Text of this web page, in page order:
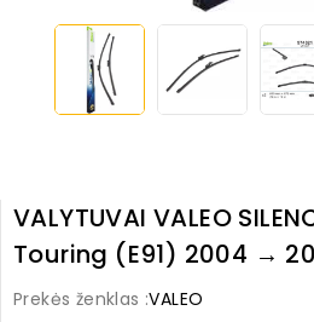
VALYTUVAI VALEO
Touring (E91) 2004 →
Prekės ženklas :VALEO